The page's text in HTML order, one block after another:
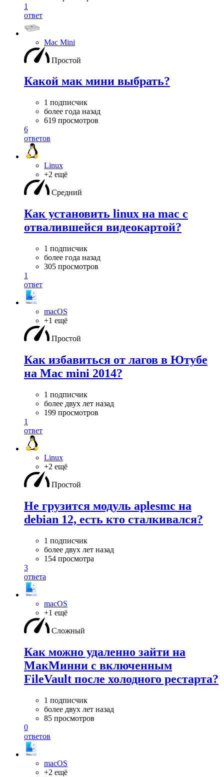
1
ответ
Mac Mini
Простой
Какой мак мини выбрать?
1 подписчик
более года назад
619 просмотров
6
ответов
Linux
+2 ещё
Средний
Как установить linux на mac с
отвалившейся видеокартой?
1 подписчик
более года назад
305 просмотров
1
ответ
macOS
+1 ещё
Простой
Как избавиться от лагов в Ютубе
на Mac mini 2014?
1 подписчик
более двух лет назад
199 просмотров
1
ответ
Linux
+2 ещё
Простой
Не грузится модуль aplesmc на
debian 12, есть кто сталкивался?
1 подписчик
более двух лет назад
154 просмотра
3
ответа
macOS
+1 ещё
Сложный
Как можно удаленно зайти на
МакМинни с включенным
FileVault после холодного рестарта?
1 подписчик
более двух лет назад
85 просмотров
0
ответов
macOS
+2 ещё